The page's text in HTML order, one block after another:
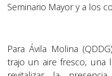
Seminario Mayor y a los
Para Ávila Molina
trajo un aire fresco, una